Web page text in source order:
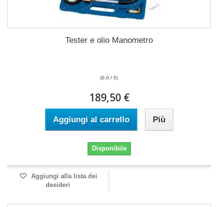
Tester e olio Manometro
(0.0 / 5)
189,50 €
Aggiungi al carrello Più
Disponibile
Aggiungi alla lista dei
desideri